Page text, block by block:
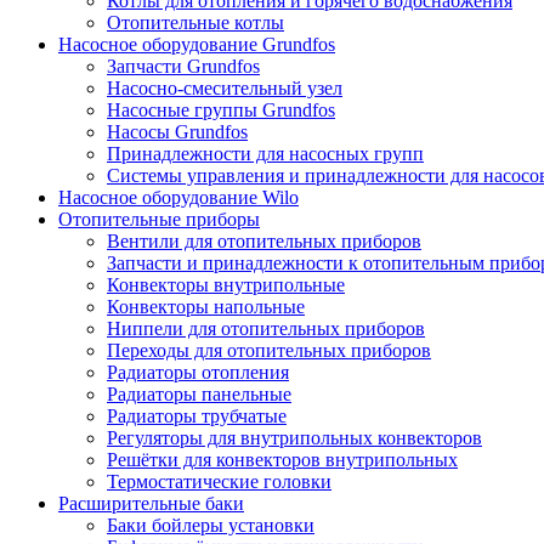
Отопительные котлы
Насосное оборудование Grundfos
Запчасти Grundfos
Насосно-смесительный узел
Насосные группы Grundfos
Насосы Grundfos
Принадлежности для насосных групп
Системы управления и принадлежности для
Насосное оборудование Wilo
Отопительные приборы
Вентили для отопительных приборов
Запчасти и принадлежности к отопительным
Конвекторы внутрипольные
Конвекторы напольные
Ниппели для отопительных приборов
Переходы для отопительных приборов
Радиаторы отопления
Радиаторы панельные
Радиаторы трубчатые
Регуляторы для внутрипольных конвекторов
Решётки для конвекторов внутрипольных
Термостатические головки
Расширительные баки
Баки бойлеры установки